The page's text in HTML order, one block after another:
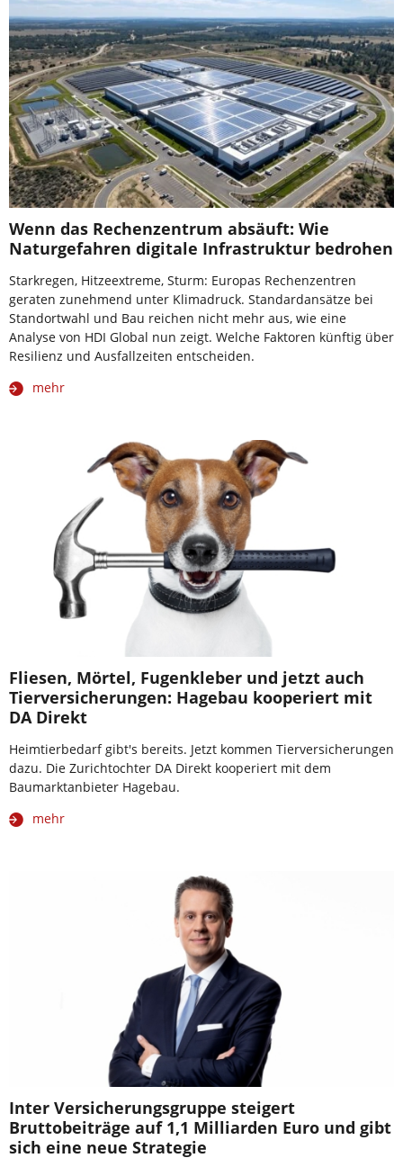
Wenn das Rechenzentrum absäuft: Wie
Naturgefahren digitale Infrastruktur bedrohen
Starkregen, Hitzeextreme, Sturm: Europas Rechenzentren
geraten zunehmend unter Klimadruck. Standardansätze bei
Standortwahl und Bau reichen nicht mehr aus, wie eine
Analyse von HDI Global nun zeigt. Welche Faktoren künftig über
Resilienz und Ausfallzeiten entscheiden.
mehr
Fliesen, Mörtel, Fugenkleber und jetzt auch
Tierversicherungen: Hagebau kooperiert mit
DA Direkt
Heimtierbedarf gibt's bereits. Jetzt kommen Tierversicherungen
dazu. Die Zurichtochter DA Direkt kooperiert mit dem
Baumarktanbieter Hagebau.
mehr
Inter Versicherungsgruppe steigert
Bruttobeiträge auf 1,1 Milliarden Euro und gibt
sich eine neue Strategie